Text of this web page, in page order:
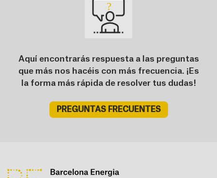
Aquí encontrarás respuesta a las preguntas
que más nos hacéis con más frecuencia. ¡Es
la forma más rápida de resolver tus dudas!
PREGUNTAS FRECUENTES